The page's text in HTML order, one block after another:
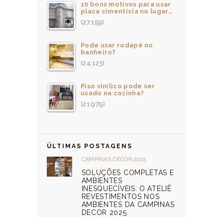
10 bons motivos para usar
placa cimentícia no lugar…
(27.159)
Pode usar rodapé no
banheiro?
(24.123)
Piso vinílico pode ser
usado na cozinha?
(21.979)
ÚLTIMAS POSTAGENS
CAMPINAS DECOR 2025
SOLUÇÕES COMPLETAS E
AMBIENTES
INESQUECÍVEIS: O ATELIÊ
REVESTIMENTOS NOS
AMBIENTES DA CAMPINAS
DECOR 2025